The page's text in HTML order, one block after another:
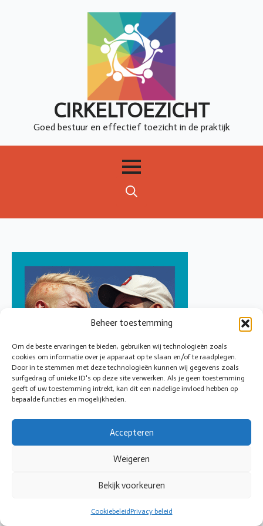
Beheer toestemming
Om de beste ervaringen te bieden, gebruiken wij technologieën zoals
cookies om informatie over je apparaat op te slaan en/of te raadplegen.
Door in te stemmen met deze technologieën kunnen wij gegevens zoals
surfgedrag of unieke ID's op deze site verwerken. Als je geen toestemming
geeft of uw toestemming intrekt, kan dit een nadelige invloed hebben op
bepaalde functies en mogelijkheden.
Accepteren
Weigeren
Bekijk voorkeuren
CookiebeleidPrivacy beleid
CIRKELTOEZICHT
Goed bestuur en effectief toezicht in de praktijk
© 2026 Cirkeltoezicht